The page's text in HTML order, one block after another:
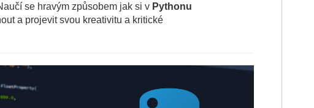
se hravým způsobem jak si v Pythonu
a projevit svou kreativitu a kritické